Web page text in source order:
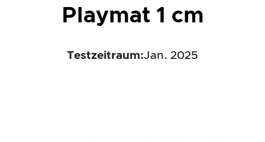
Playmat 1 cm
Testzeitraum:Jan. 2025